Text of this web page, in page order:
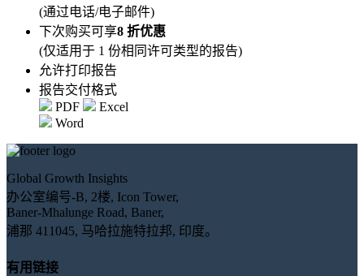
(通过电话/电子邮件)
下次购买可享8 折优惠
(仅适用于 1 份相同许可类型的报告)
允许打印报告
报告交付格式
PDF
Excel
Word
Global Growth Insights
办公室编号-B, 2楼, Icon Tower,
Baner-Mhalunge Road, Baner,
浦那 411045, 马哈拉施特拉邦, 印度。
有用链接